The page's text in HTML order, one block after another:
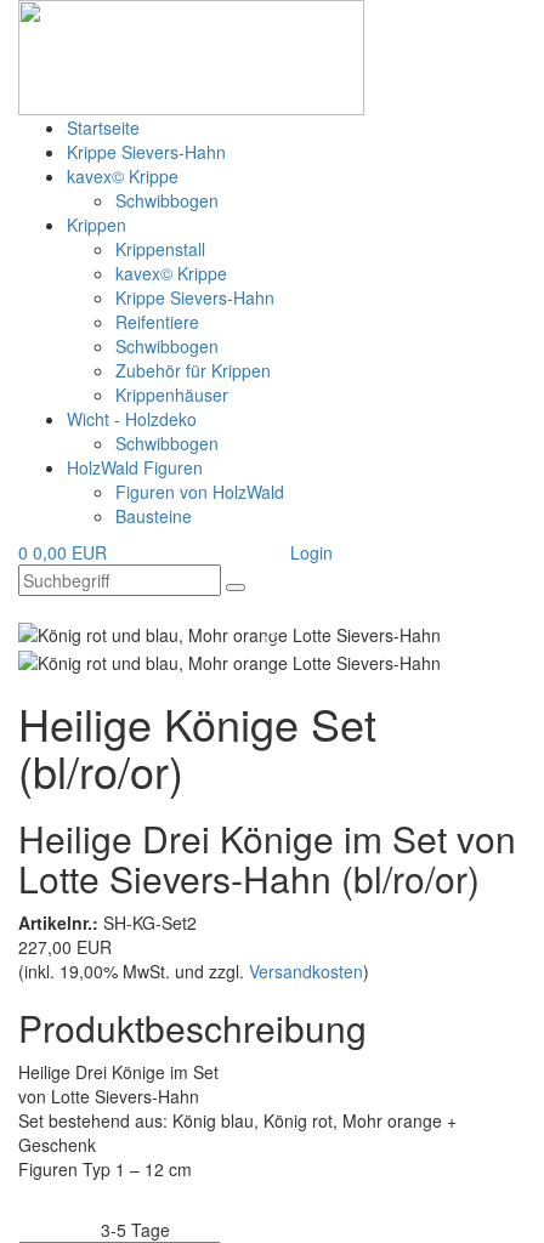
Startseite
Krippe Sievers-Hahn
kavex© Krippe
Schwibbogen
Krippen
Krippenstall
kavex© Krippe
Krippe Sievers-Hahn
Reifentiere
Schwibbogen
Zubehör für Krippen
Krippenhäuser
Wicht - Holzdeko
Schwibbogen
HolzWald Figuren
Figuren von HolzWald
Bausteine
0 0,00 EUR Login
Heilige Könige Set
(bl/ro/or)
Heilige Drei Könige im Set von
Lotte Sievers-Hahn (bl/ro/or)
Artikelnr.: SH-KG-Set2
227,00 EUR
(inkl. 19,00% MwSt. und zzgl. Versandkosten)
Produktbeschreibung
Heilige Drei Könige im Set
von Lotte Sievers-Hahn
Set bestehend aus: König blau, König rot, Mohr orange +
Geschenk
Figuren Typ 1 – 12 cm
3-5 Tage